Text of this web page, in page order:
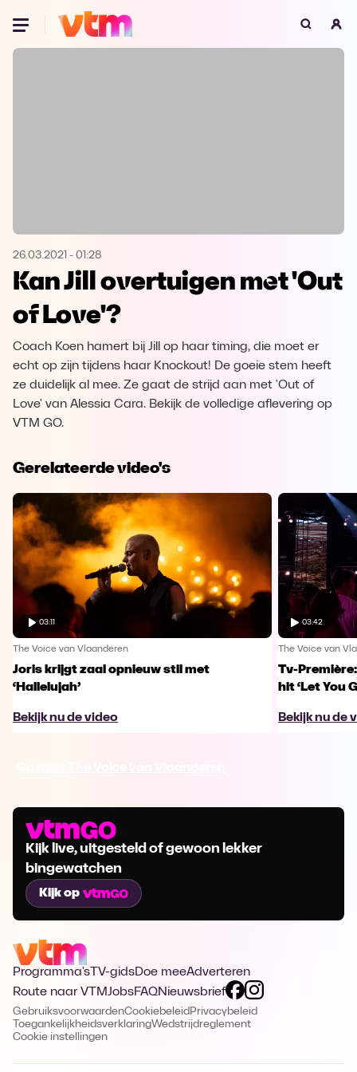
Oeps, browser niet ondersteund
Microsoft Edge Download
Opera
26.03.2021 - 01:28
Kan Jill overtuigen met 'Out
of Love'?
Coach Koen hamert bij Jill op haar timing, die moet er
echt op zijn tijdens haar Knockout! De goeie stem heeft
ze duidelijk al mee. Ze gaat de strijd aan met 'Out of
Love' van Alessia Cara. Bekijk de volledige aflevering op
VTM GO.
Gerelateerde video's
03:11
The Voice van Vlaanderen
Joris krijgt zaal opnieuw stil met
‘Hallelujah’
Bekijk nu de video
03:42
The Voice van
Tv-
hit ‘Let You
Bekijk nu de
Kijk live, uitgesteld of gewoon lekker
bingewatchen
Kijk op
Programma's TV-gidsDoe meeAdverteren
Route naar VTMJobsFAQNieuwsbrief
GebruiksvoorwaardenCookiebeleid Privacybeleid
ToegankelijkheidsverklaringWedstrijdreglement
Cookie instellingen